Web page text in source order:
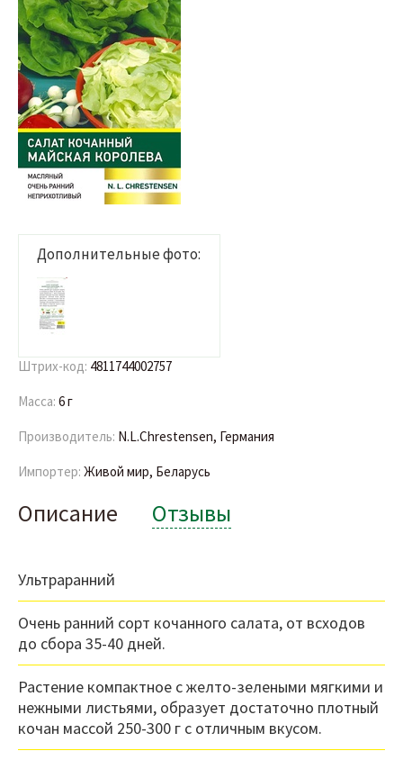
Дополнительные фото:
Штрих-код: 4811744002757
Масса: 6 г
Производитель: N.L.Chrestensen, Германия
Импортер: Живой мир, Беларусь
Описание Отзывы
Ультраранний
Очень ранний сорт кочанного салата, от всходов
до сбора 35-40 дней.
Растение компактное с желто-зелеными мягкими и
нежными листьями, образует достаточно плотный
кочан массой 250-300 г с отличным вкусом.